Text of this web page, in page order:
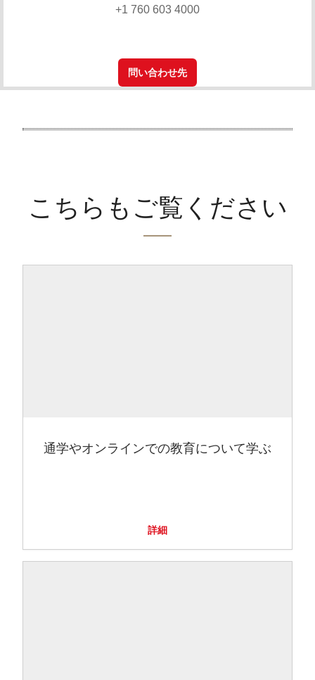
+1 760 603 4000
問い合わせ先
こちらもご覧ください
通学やオンラインでの教育について学ぶ
詳細